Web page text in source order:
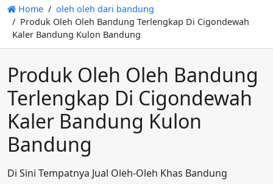
Home
oleh oleh dari bandung
Produk Oleh Oleh Bandung Terlengkap Di Cigondewah
Kaler Bandung Kulon Bandung
Produk Oleh Oleh Bandung
Terlengkap Di Cigondewah
Kaler Bandung Kulon
Bandung
Di Sini Tempatnya Jual Oleh-Oleh Khas Bandung